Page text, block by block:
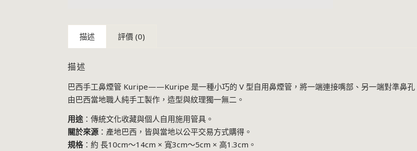
描述 評價 (0)
描述
巴西手工鼻煙管 Kuripe——Kuripe 是一種小巧的 V 型自用鼻煙管，將一端連接嘴部、另一端對準鼻
由巴西當地職人純手工製作，造型與紋理獨一無二。
用途 ：傳統文化收藏與個人自用施用管具。
關於來源 ：產地巴西，皆與當地以公平交易方式購得。
規格：約 長10cm～14cm × 寬3cm～5cm × 高1.3cm。